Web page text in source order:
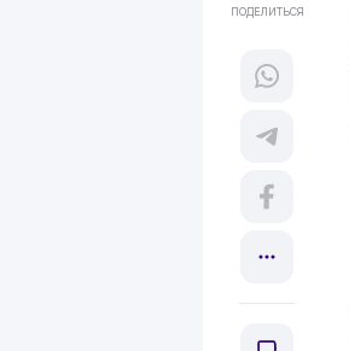
ПОДЕЛИТЬСЯ